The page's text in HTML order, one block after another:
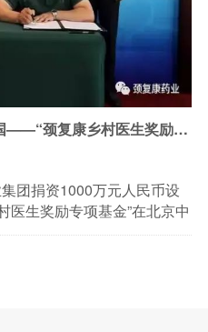
情系乡村医生，胸怀健康中国——“颈复康乡村医生奖励专项基金”签约设立
团捐资1000万元人民币设
医生奖励专项基金”在北京中
董事长总经理李沈明和中